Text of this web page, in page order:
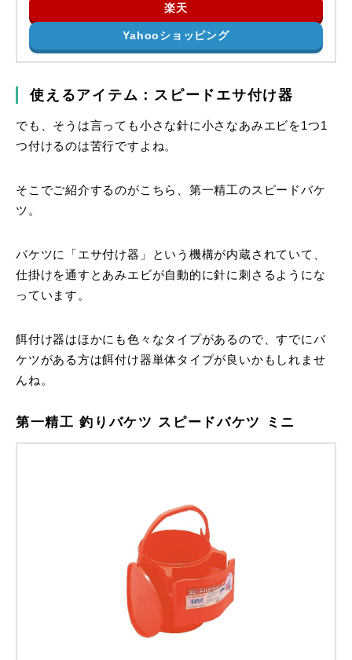
楽天
Yahooショッピング
使えるアイテム：スピードエサ付け器
でも、そうは言っても小さな針に小さなあみエビを1つ1
つ付けるのは苦行ですよね。
そこでご紹介するのがこちら、第一精工のスピードバケ
ツ。
バケツに「エサ付け器」という機構が内蔵されていて、
仕掛けを通すとあみエビが自動的に針に刺さるようにな
っています。
餌付け器はほかにも色々なタイプがあるので、すでにバ
ケツがある方は餌付け器単体タイプが良いかもしれませ
んね。
第一精工 釣りバケツ スピードバケツ ミニ